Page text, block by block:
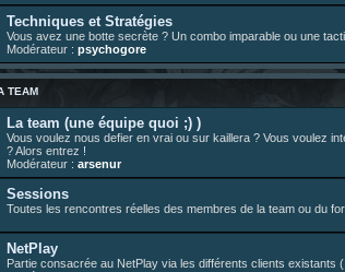
¦veja:Yo
Techniques et Stratégies
Vous avez une botte secrète ? Un combo imparable ou une
Modérateur : psychogore
TEAM
La team (une équipe quoi ;) )
Vous voulez nous defier en vrai ou sur kaillera ? Vous voulez
? Alors entrez !
Modérateur : arsenur
Sessions
Toutes les rencontres réelles des membres de la team ou du
NetPlay
Partie consacrée au NetPlay via les différents clients existants